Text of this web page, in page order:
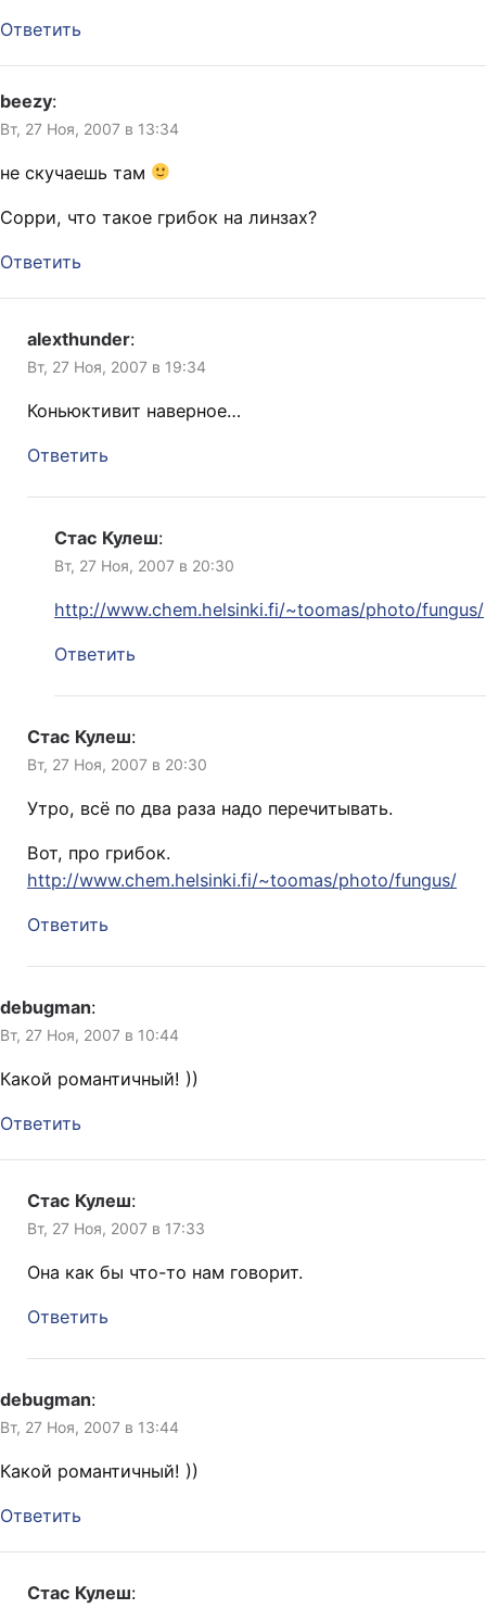
Ответить
beezy:
Вт, 27 Ноя, 2007 в 13:34
не скучаешь там
Сорри, что такое грибок на линзах?
Ответить
alexthunder:
Вт, 27 Ноя, 2007 в 19:34
Коньюктивит наверное…
Ответить
Стас Кулеш:
Вт, 27 Ноя, 2007 в 20:30
http://www.chem.helsinki.fi/~toomas/photo/fungus/
Ответить
Стас Кулеш:
Вт, 27 Ноя, 2007 в 20:30
Утро, всё по два раза надо перечитывать.
Вот, про грибок.
http://www.chem.helsinki.fi/~toomas/photo/fungus/
Ответить
debugman:
Вт, 27 Ноя, 2007 в 10:44
Какой романтичный! ))
Ответить
Стас Кулеш:
Вт, 27 Ноя, 2007 в 17:33
Она как бы что-то нам говорит.
Ответить
debugman:
Вт, 27 Ноя, 2007 в 13:44
Какой романтичный! ))
Ответить
Стас Кулеш: